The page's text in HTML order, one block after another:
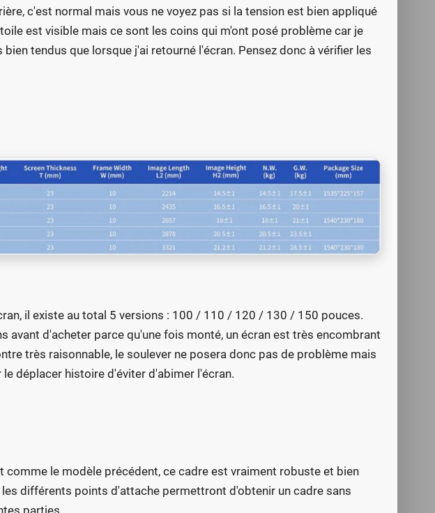
c'est normal mais vous ne voyez pas si la tension est bien appliqué
est visible mais ce sont les coins qui m'ont posé problème car je
tendus que lorsque j'ai retourné l'écran. Pensez donc à vérifier les
il existe au total 5 versions : 100 / 110 / 120 / 130 / 150 pouces.
avant d'acheter parce qu'une fois monté, un écran est très encombrant
très raisonnable, le soulever ne posera donc pas de problème mais
déplacer histoire d'éviter d'abimer l'écran.
comme le modèle précédent, ce cadre est vraiment robuste et bien
différents points d'attache permettront d'obtenir un cadre sans
parties.